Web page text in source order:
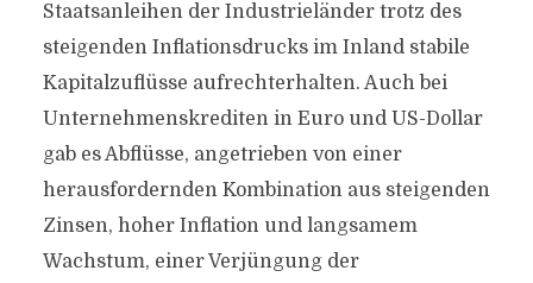
Staatsanleihen der Industrieländer trotz des
steigenden Inflationsdrucks im Inland stabile
Kapitalzuflüsse aufrechterhalten. Auch bei
Unternehmenskrediten in Euro und US-Dollar
gab es Abflüsse, angetrieben von einer
herausfordernden Kombination aus steigenden
Zinsen, hoher Inflation und langsamem
Wachstum, einer Verjüngung der